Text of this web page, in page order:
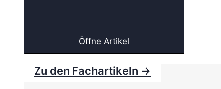
Öffne Artikel
Zu den Fachartikeln →